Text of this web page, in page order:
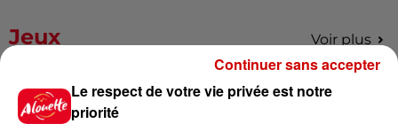
Jeux Voir plus
Gagnez vos places pour le
Festival du Roi Arthur 2026 !
Le respect de votre vie privée est notre
priorité
Continuer sans accepter